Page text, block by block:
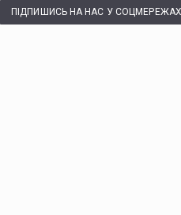
ПІДПИШИСЬ НА НАС У